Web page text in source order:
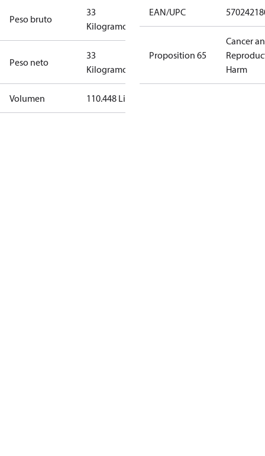
Peso bruto
33
Kilogramo
Peso neto
33
Kilogramo
Volumen 110.448 Litro
EAN/UPC
Proposition 65
Cancer
Harm